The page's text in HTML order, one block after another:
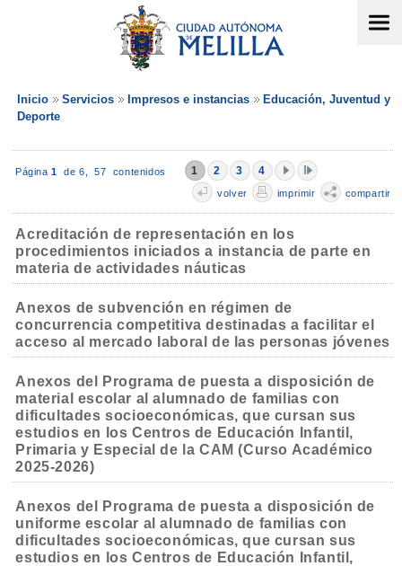
Inicio Servicios Impresos e instancias
Educación, Juventud y
Deporte
Página 1 de 6,57 contenidos 1 2 3 4
volver imprimir compartir
Acreditación de representación en los
procedimientos iniciados a instancia de parte en
materia de actividades náuticas
Anexos de subvención en régimen de
concurrencia competitiva destinadas a facilitar el
acceso al mercado laboral de las personas jóvenes
Anexos del Programa de puesta a disposición de
material escolar al alumnado de familias con
dificultades socioeconómicas, que cursan sus
estudios en los Centros de Educación Infantil,
Primaria y Especial de la CAM (Curso Académico
2025-2026)
Anexos del Programa de puesta a disposición de
uniforme escolar al alumnado de familias con
dificultades socioeconómicas, que cursan sus
estudios en los Centros de Educación Infantil,